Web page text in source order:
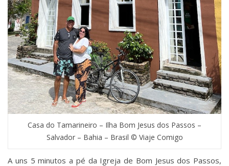
Casa do Tamarineiro – Ilha Bom Jesus dos Passos –
Salvador – Bahia – Brasil © Viaje Comigo
A uns 5 minutos a pé da Igreja de Bom Jesus dos Passos,